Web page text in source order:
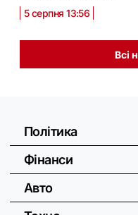
5 серпня 13:56
Всі
Політика
Фінанси
Авто